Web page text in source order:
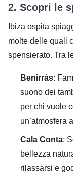
2. Scopri le
Ibiza ospita
molte delle quali
spensierato. Tra
Benirràs:
suono dei
per chi vuole
un’atmosfera
Cala Conta:
bellezza
rilassarsi e